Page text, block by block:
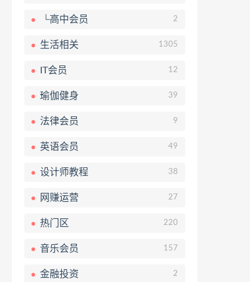
└高中会员 2
生活相关 1305
IT会员 12
瑜伽健身 39
法律会员 9
英语会员 49
设计师教程 38
网赚运营 27
热门区 220
音乐会员 157
金融投资 2